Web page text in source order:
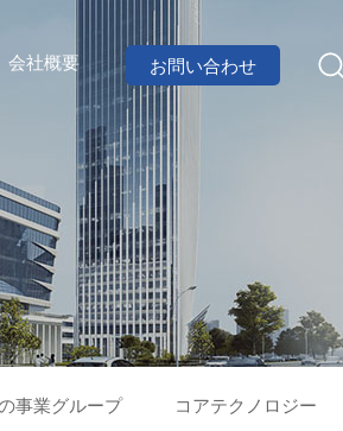
会社概要 お問い合わせ
事業グループ コアテクノロジー